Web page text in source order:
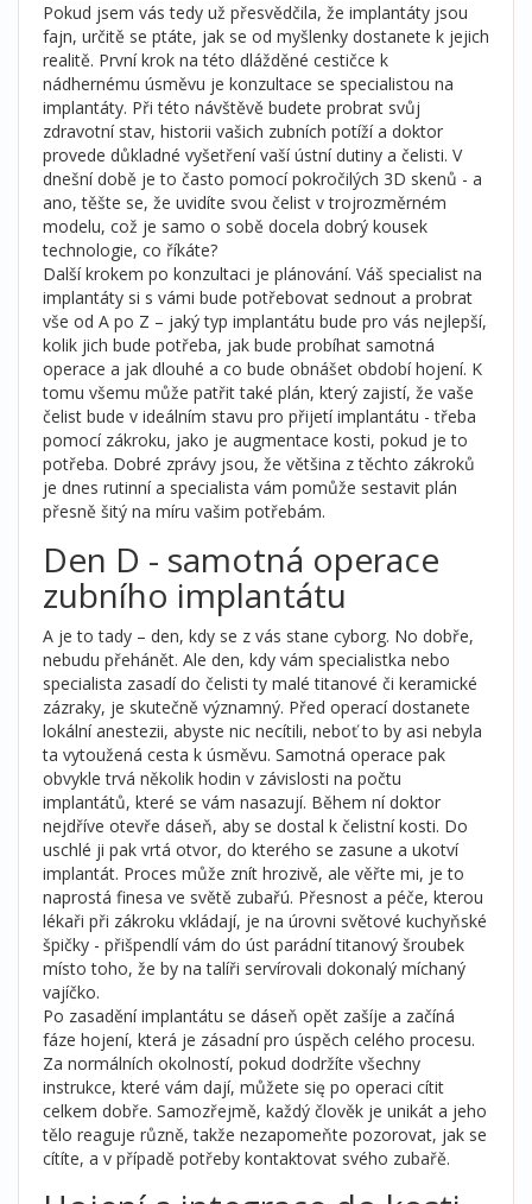
Pokud jsem vás tedy už přesvědčila, že implantáty jsou
fajn, určitě se ptáte, jak se od myšlenky dostanete k jejich
realitě. První krok na této dlážděné cestičce k
nádhernému úsměvu je konzultace se specialistou na
implantáty. Při této návštěvě budete probrat svůj
zdravotní stav, historii vašich zubních potíží a doktor
provede důkladné vyšetření vaší ústní dutiny a čelisti. V
dnešní době je to často pomocí pokročilých 3D skenů - a
ano, těšte se, že uvidíte svou čelist v trojrozměrném
modelu, což je samo o sobě docela dobrý kousek
technologie, co říkáte?
Další krokem po konzultaci je plánování. Váš specialist na
implantáty si s vámi bude potřebovat sednout a probrat
vše od A po Z – jaký typ implantátu bude pro vás nejlepší,
kolik jich bude potřeba, jak bude probíhat samotná
operace a jak dlouhé a co bude obnášet období hojení. K
tomu všemu může patřit také plán, který zajistí, že vaše
čelist bude v ideálním stavu pro přijetí implantátu - třeba
pomocí zákroku, jako je augmentace kosti, pokud je to
potřeba. Dobré zprávy jsou, že většina z těchto zákroků
je dnes rutinní a specialista vám pomůže sestavit plán
přesně šitý na míru vašim potřebám.
Den D - samotná operace
zubního implantátu
A je to tady – den, kdy se z vás stane cyborg. No dobře,
nebudu přehánět. Ale den, kdy vám specialistka nebo
specialista zasadí do čelisti ty malé titanové či keramické
zázraky, je skutečně významný. Před operací dostanete
lokální anestezii, abyste nic necítili, neboť to by asi nebyla
ta vytoužená cesta k úsměvu. Samotná operace pak
obvykle trvá několik hodin v závislosti na počtu
implantátů, které se vám nasazují. Během ní doktor
nejdříve otevře dáseň, aby se dostal k čelistní kosti. Do
uschlé ji pak vrtá otvor, do kterého se zasune a ukotví
implantát. Proces může znít hrozivě, ale věřte mi, je to
naprostá finesa ve světě zubařú. Přesnost a péče, kterou
lékaři při zákroku vkládají, je na úrovni světové kuchyňské
špičky - přišpendlí vám do úst parádní titanový šroubek
místo toho, že by na talíři servírovali dokonalý míchaný
vajíčko.
Po zasadění implantátu se dáseň opět zašíje a začíná
fáze hojení, která je zásadní pro úspěch celého procesu.
Za normálních okolností, pokud dodržíte všechny
instrukce, které vám dají, můžete się po operaci cítit
celkem dobře. Samozřejmě, každý člověk je unikát a jeho
tělo reaguje různě, takže nezapomeňte pozorovat, jak se
cítíte, a v případě potřeby kontaktovat svého zubařě.